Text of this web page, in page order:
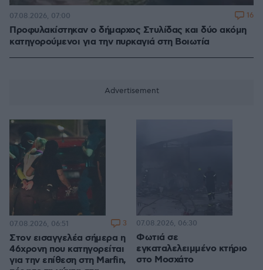
Προφυλακίστηκαν ο δήμαρχος Στυλίδας και δύο ακόμη
κατηγορούμενοι για την πυρκαγιά στη Βοιωτία
07.08.2026, 07:00 16
Στον εισαγγελέα σήμερα η
46χρονη που κατηγορείται
για την επίθεση στη Marfin,
07.08.2026, 06:51 3
Φωτιά σε
εγκαταλελειμμένο κτήριο
στο Μοσχάτο
07.08.2026, 06:30